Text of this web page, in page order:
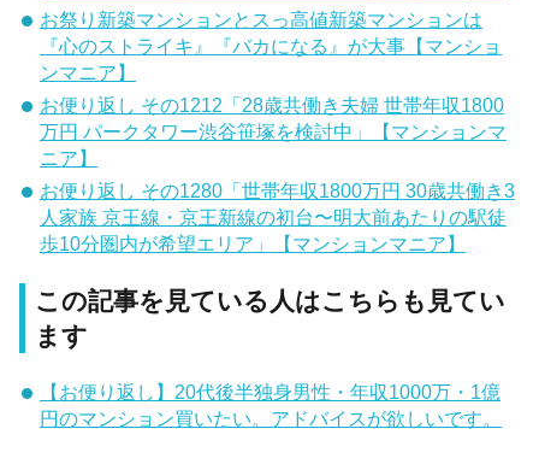
お祭り新築マンションとスっ高値新築マンションは
『心のストライキ』『バカになる』が大事【マンショ
ンマニア】
お便り返し その1212「28歳共働き夫婦 世帯年収1800
万円 パークタワー渋谷笹塚を検討中」【マンションマ
ニア】
お便り返し その1280「世帯年収1800万円 30歳共働き3
人家族 京王線・京王新線の初台〜明大前あたりの駅徒
歩10分圏内が希望エリア」【マンションマニア】
この記事を見ている人はこちらも見てい
ます
【お便り返し】20代後半独身男性・年収1000万・1億
円のマンション買いたい。アドバイスが欲しいです。